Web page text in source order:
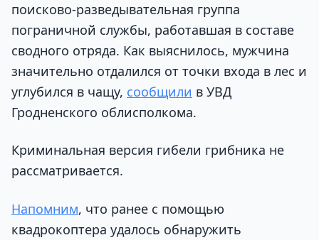
поисково-разведывательная группа
пограничной службы, работавшая в составе
сводного отряда. Как выяснилось, мужчина
значительно отдалился от точки входа в лес и
углубился в чащу, сообщили в УВД
Гродненского облисполкома.
Криминальная версия гибели грибника не
рассматривается.
Напомним, что ранее с помощью
квадрокоптера удалось обнаружить